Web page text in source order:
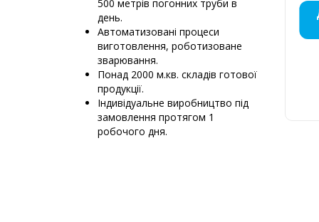
500 метрів погонних труби в
день.
Автоматизовані процеси
виготовлення, роботизоване
зварювання.
Понад 2000 м.кв. складів готової
продукції.
Індивідуальне виробництво під
замовлення протягом 1
робочого дня.